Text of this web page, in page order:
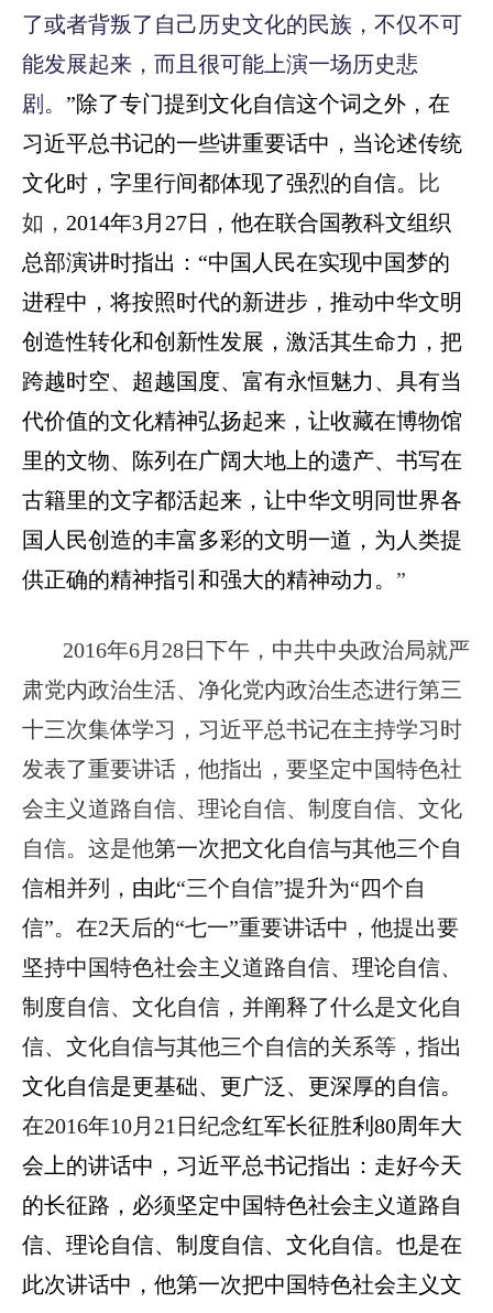
了或者背叛了自己历史文化的民族，不仅不可
能发展起来，而且很可能上演一场历史悲
剧。 ”除了专门提到文化自信这个词之外，在
习近平总书记的一些讲重要话中，当论述传统
文化时，字里行间都体现了强烈的自信。
比
如， 2014年3月27日，他在联合国教科文组织
总部演讲时指出：“中国人民在实现中国梦的
进程中，将按照时代的新进步，推动中华文明
创造性转化和创新性发展，激活其生命力，把
跨越时空、超越国度、富有永恒魅力、具有当
代价值的文化精神弘扬起来，让收藏在博物馆
里的文物、陈列在广阔大地上的遗产、书写在
古籍里的文字都活起来，让中华文明同世界各
国人民创造的丰富多彩的文明一道，为人类提
供正确的精神指引和强大的精神动力。 ”
2016年6月28日下午，中共中央政治局就严
肃党内政治生活、净化党内政治生态进行第三
十三次集体学习，习近平总书记在主持学习时
发表了重要讲话，他指出，要坚定中国特色社
会主义道路自信、理论自信、制度自信、文化
自信。这是他第一次把文化自信与其他三个自
信相并列， 由此“三个自信”提升为“四个自
信”。在2天后的“七一”重要讲话中，他提出要
坚持中国特色社会主义道路自信、理论自信、
制度自信、文化自信，并阐释了什么是文化自
信、文化自信与其他三个自信的关系等，指出
文化自信是更基础、更广泛、更深厚的自信。
在2016年10月21日纪念红军长征胜利80周年大
会上的讲话中，习近平总书记指出：走好今天
的长征路，必须坚定中国特色社会主义道路自
信、理论自信、制度自信、文化自信。也是在
此次讲话中，他第一次把中国特色社会主义文